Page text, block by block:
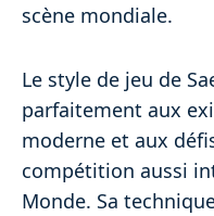
scène mondiale.
Le style de jeu de
parfaitement aux
moderne et aux
compétition aussi
Monde. Sa